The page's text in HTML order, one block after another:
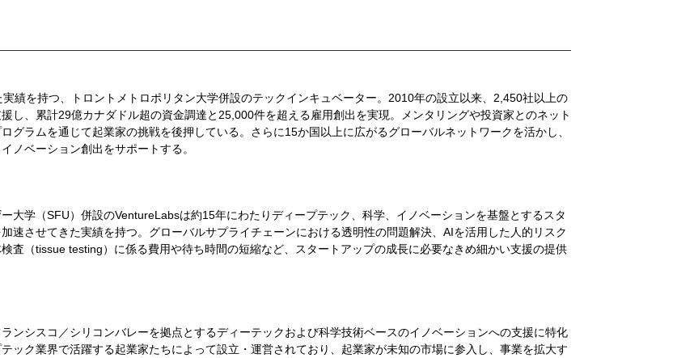
績を持つ、トロントメトロポリタン大学併設のテックインキュベーター。2010年の設立以来、2,450社以上の
し、累計29億カナダドル超の資金調達と25,000件を超える雇用創出を実現。メンタリングや投資家とのネット
グラムを通じて起業家の挑戦を後押している。さらに15か国以上に広がるグローバルネットワークを活かし、
ノベーション創出をサポートする。
大学（SFU）併設のVentureLabsは約15年にわたりディープテック、科学、イノベーションを基盤とするスタ
速させてきた実績を持つ。グローバルサプライチェーンにおける透明性の問題解決、AIを活用した人的リスク
査（tissue testing）に係る費用や待ち時間の短縮など、スタートアップの成長に必要なきめ細かい支援の提供
ランシスコ／シリコンバレーを拠点とするディーテックおよび科学技術ベースのイノベーションへの支援に特化
ック業界で活躍する起業家たちによって設立・運営されており、起業家が未知の市場に参入し、事業を拡大す